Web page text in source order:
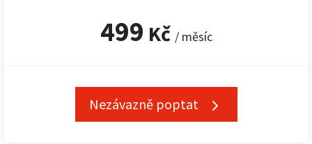
499 Kč / měsíc
Nezávazně poptat